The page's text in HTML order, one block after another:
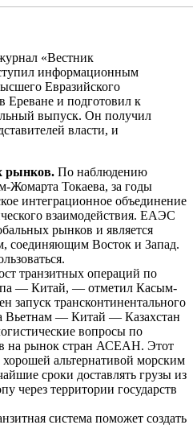
«Вестник
информационным
Евразийского
Ереване и подготовил к
выпуск. Он получил
власти, и
рынков. По наблюдению
Жомарта Токаева, за годы
интеграционное объединение
взаимодействия. ЕАЭС
рынков и является
соединяющим Восток и Запад.
транзитных операций по
— Китай, — отметил Касым-
запуск трансконтинентального
Вьетнам — Китай — Казахстан
вопросы по
на рынок стран АСЕАН. Этот
альтернативой морским
сроки доставлять грузы из
через территории государств
система поможет создать